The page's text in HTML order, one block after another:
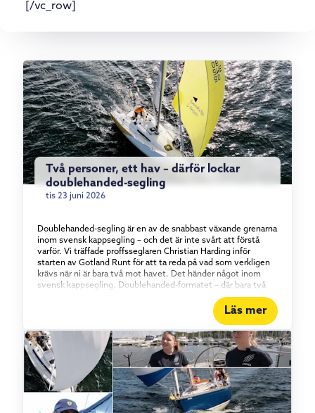
[/vc_row]
Två personer, ett hav – därför lockar
doublehanded-segling
tis 23 juni 2026
Doublehanded-segling är en av de snabbast växande grenarna
inom svensk kappsegling – och det är inte svårt att förstå
varför. Vi träffade proffsseglaren Christian Harding inför
starten av Gotland Runt för att ta reda på vad som verkligen
krävs när ni är bara två mot havet. Det händer något inom
svensk kappsegling. Doublehanded-formatet – där bara två
personer bemannar båten – har vuxit stadigt under det
senaste och ett halvt decenniet, och intresset visar inga
tecken på att mattas av. Vi tog en tur med proffsseglaren
Christian Harding, som i år seglar Gotland Runt tillsammans
med äventyraren Aron Andersson ombord på vår Elan 310
Groundbreaker. Vad det egentligen är som lockar med att
segla kortbemannat – och vad som krävs för att göra det bra.
Konstant i rörelse För Christian Harding handlar tjusningen
om tempot. I en båt med full besättning kan långa perioder gå
utan att varje enskild besättningsmedlem behöver göra
något. Doublehanded är raka motsatsen. – Det är aldrig någon
Läs mer